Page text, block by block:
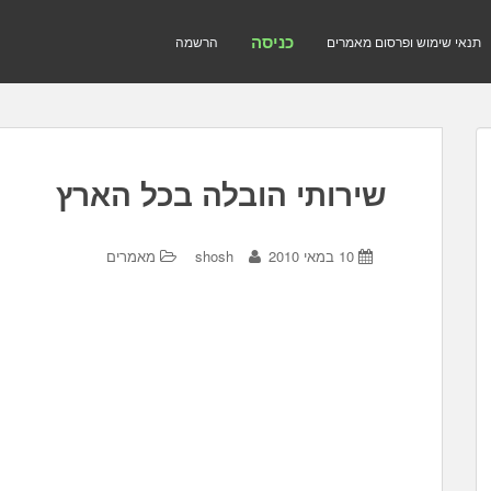
הרשמה כניסה תנאי שימוש ופרסום מאמרים
שירותי הובלה בכל הארץ
10 במאי 2010 shosh מאמרים